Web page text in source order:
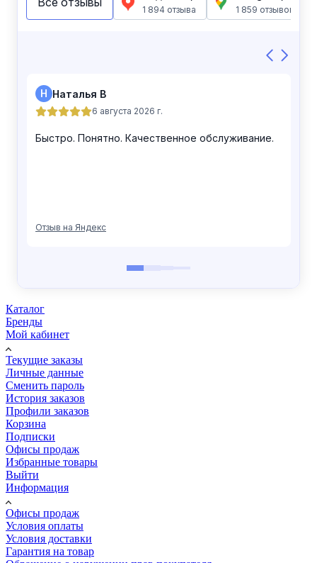
Каталог
Бренды
Мой кабинет
Текущие заказы
Личные данные
Сменить пароль
История заказов
Профили заказов
Корзина
Подписки
Офисы продаж
Избранные товары
Выйти
Информация
Офисы продаж
Условия оплаты
Условия доставки
Гарантия на товар